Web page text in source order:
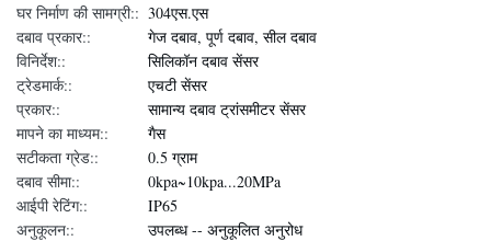
घर निर्माण की सामग्री:: 304एस.एस
दबाव प्रकार::
गेज दबाव, पूर्ण दबाव, सील दबाव
विनिर्देश::
सिलिकॉन दबाव सेंसर
ट्रेडमार्क::
एचटी सेंसर
प्रकार::
सामान्य दबाव ट्रांसमीटर सेंसर
मापने का माध्यम::
गैस
सटीकता ग्रेड::
0.5 ग्राम
दबाव सीमा::
0kpa~10kpa...20MPa
आईपी रेटिंग::
IP65
अनुकूलन::
उपलब्ध -- अनुकूलित अनुरोध